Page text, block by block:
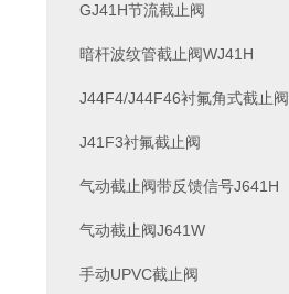
GJ41H节流截止阀
暗杆波纹管截止阀WJ41H
J44F4/J44F46衬氟角式截止阀
J41F3衬氟截止阀
气动截止阀带反馈信号J641H
气动截止阀J641W
手动UPVC截止阀